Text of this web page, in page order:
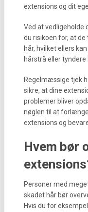
extensions og dit
Ved at vedligeholde
du risikoen for, at
hår, hvilket ellers
hårstrå eller tyndere
Regelmæssige tjek
sikre, at dine
problemer bliver
nøglen til at
extensions og
Hvem bør
Personer med
skadet hår bør
Hvis du for